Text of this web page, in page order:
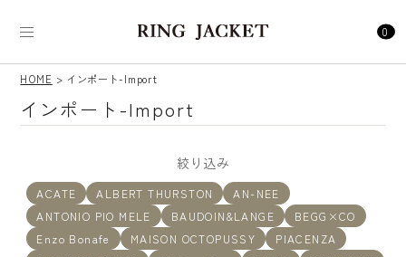
0
HOME インポート-Import
インポート-Import
絞り込み
ACATE ALBERT THURSTON
AN-NEE
ANTONIO PIO MELE
BAUDOIN&LANGE
BEGG×CO
Enzo Bonafe
MAISON OCTOPUSSY
PIACENZA